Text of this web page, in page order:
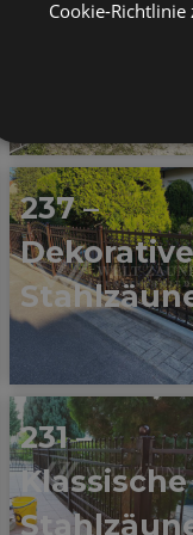
Klassische
237 –
Dekorative
231 –
Klassische
Cookie-Richtlinie